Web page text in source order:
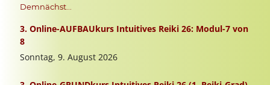
Demnächst...